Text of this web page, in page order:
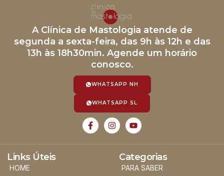
A Clínica de Mastologia atende de
segunda a sexta-feira, das 9h às 12h e das
13h às 18h30min. Agende um horário
conosco.
WHATSAPP NH
WHATSAPP SL
Links Úteis
HOME
Categorias
PARA SABER